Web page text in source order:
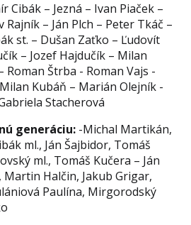
Cibák – Jezná – Ivan Piaček –
Rajník – Ján Plch – Peter Tkáč –
st. – Dušan Zaťko – Ľudovít
– Jozef Hajdučík – Milan
Roman Štrba - Roman Vajs -
Kubáň – Marián Olejník -
Stacherová
generáciu: -Michal Martikán,
ml., Ján Šajbidor, Tomáš
ml., Tomáš Kučera – Ján
Halčin, Jakub Grigar,
Paulína, Mirgorodský